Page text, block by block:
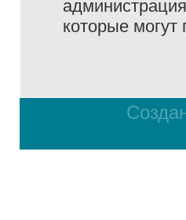
которые